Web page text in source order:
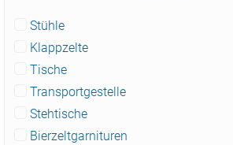
Stühle
Klappzelte
Tische
Transportgestelle
Stehtische
Bierzeltgarnituren